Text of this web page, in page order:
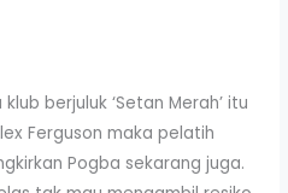
berjuluk ‘Setan Merah’ itu
Ferguson maka pelatih
Pogba sekarang juga.